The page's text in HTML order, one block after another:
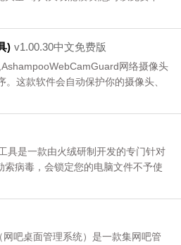
) v1.00.30中文免费版
网络摄像头
这款软件会自动保护你的摄像头、
具是一款由火绒研制开发的专门针对
病毒，会锁定您的电脑文件不予使
吧桌面管理系统）是一款集网吧管